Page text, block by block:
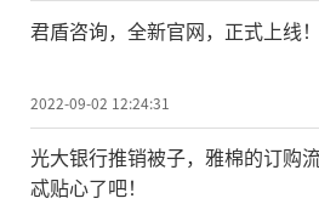
君盾咨询，全新官网，正式上线！
2022-09-02 12:24:31
光大银行推销被子，雅棉的订购
忒贴心了吧！